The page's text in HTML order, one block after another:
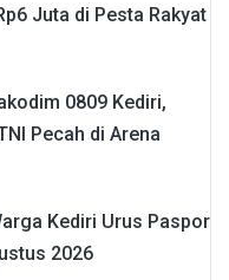
Juta di Pesta Rakyat
0809 Kediri,
Pecah di Arena
Kediri Urus Paspor
2026